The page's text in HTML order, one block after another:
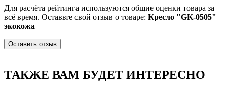
Для расчёта рейтинга используются общие оценки товара за
всё время. Оставьте свой отзыв о товаре: Кресло "GK-0505"
экокожа
Оставить отзыв
ТАКЖЕ ВАМ БУДЕТ ИНТЕРЕСНО